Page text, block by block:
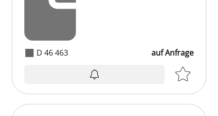
D 46 463 auf Anfrage